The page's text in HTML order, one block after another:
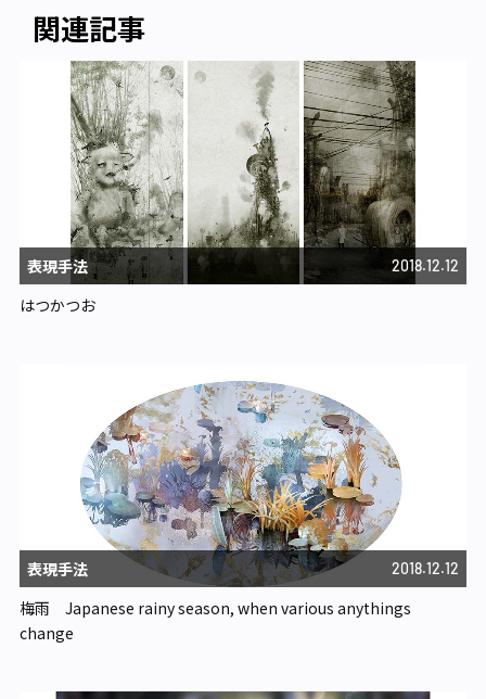
関連記事
表現手法 2018.12.12
はつかつお
表現手法 2018.12.12
梅雨 Japanese rainy season, when various anythings
change